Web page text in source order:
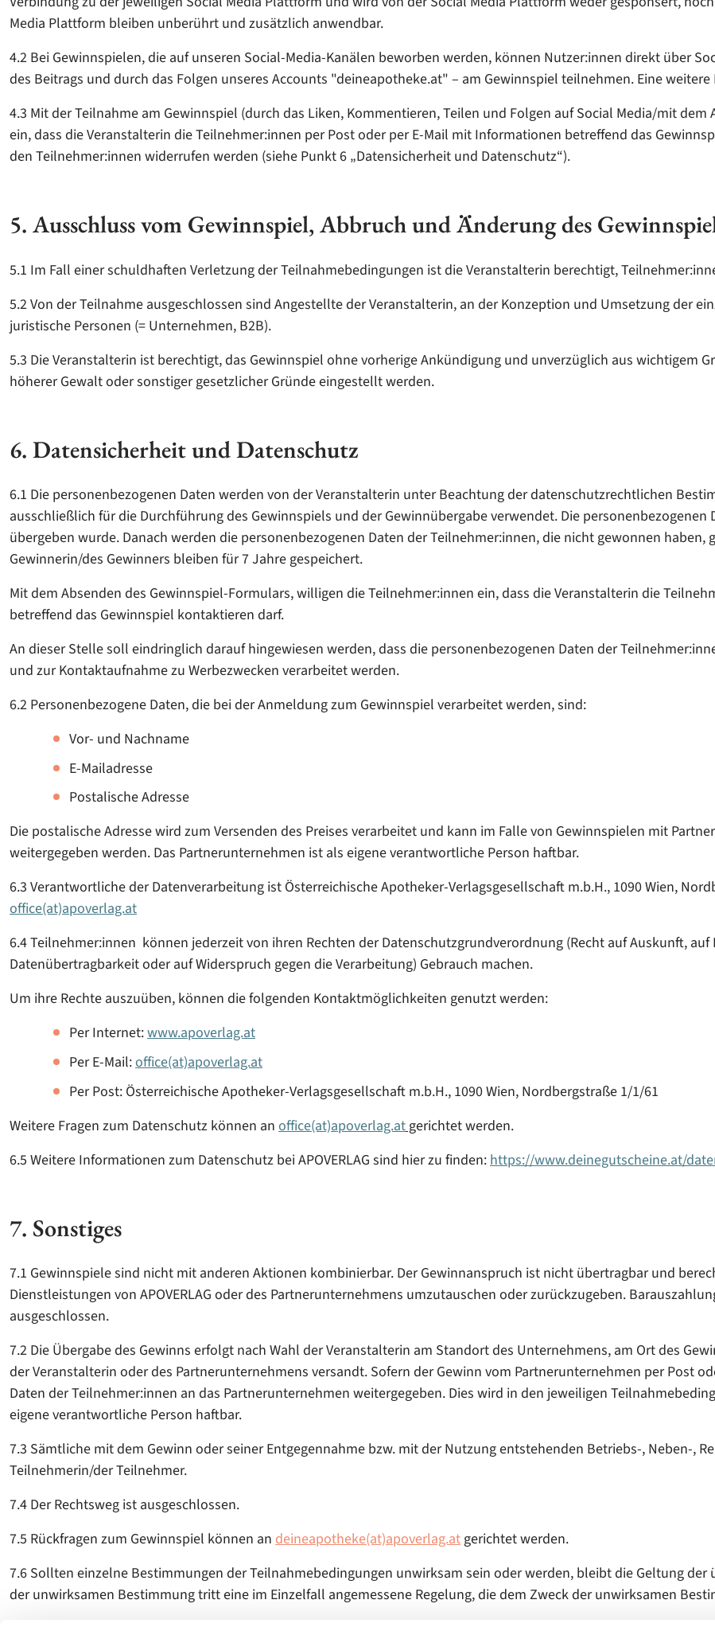
Media Plattform bleiben unberührt und zusätzlich anwendbar.
4.2 Bei Gewinnspielen, die auf unseren Social-Media-Kanälen beworben werden, können Nutzer:innen direkt über
des Beitrags und durch das Folgen unseres Accounts "deineapotheke.at" – am Gewinnspiel teilnehmen. Eine
4.3 Mit der Teilnahme am Gewinnspiel (durch das Liken, Kommentieren, Teilen und Folgen auf Social Media/mit
ein, dass die Veranstalterin die Teilnehmer:innen per Post oder per E-Mail mit Informationen betreffend das
den Teilnehmer:innen widerrufen werden (siehe Punkt 6 „Datensicherheit und Datenschutz“).
5. Ausschluss vom Gewinnspiel, Abbruch und Änderung des
5.1 Im Fall einer schuldhaften Verletzung der Teilnahmebedingungen ist die Veranstalterin berechtigt,
5.2 Von der Teilnahme ausgeschlossen sind Angestellte der Veranstalterin, an der Konzeption und Umsetzung der
juristische Personen (= Unternehmen, B2B).
5.3 Die Veranstalterin ist berechtigt, das Gewinnspiel ohne vorherige Ankündigung und unverzüglich aus wichtigem
höherer Gewalt oder sonstiger gesetzlicher Gründe eingestellt werden.
6. Datensicherheit und Datenschutz
6.1 Die personenbezogenen Daten werden von der Veranstalterin unter Beachtung der datenschutzrechtlichen
ausschließlich für die Durchführung des Gewinnspiels und der Gewinnübergabe verwendet. Die
übergeben wurde. Danach werden die personenbezogenen Daten der Teilnehmer:innen, die nicht gewonnen haben,
Gewinnerin/des Gewinners bleiben für 7 Jahre gespeichert.
Mit dem Absenden des Gewinnspiel-Formulars, willigen die Teilnehmer:innen ein, dass die Veranstalterin die
betreffend das Gewinnspiel kontaktieren darf.
An dieser Stelle soll eindringlich darauf hingewiesen werden, dass die personenbezogenen Daten der
und zur Kontaktaufnahme zu Werbezwecken verarbeitet werden.
6.2 Personenbezogene Daten, die bei der Anmeldung zum Gewinnspiel verarbeitet werden, sind:
Vor- und Nachname
E-Mailadresse
Postalische Adresse
Die postalische Adresse wird zum Versenden des Preises verarbeitet und kann im Falle von Gewinnspielen mit
weitergegeben werden. Das Partnerunternehmen ist als eigene verantwortliche Person haftbar.
6.3 Verantwortliche der Datenverarbeitung ist Österreichische Apotheker-Verlagsgesellschaft m.b.H., 1090 Wien,
office(at)apoverlag.at
6.4 Teilnehmer:innen können jederzeit von ihren Rechten der Datenschutzgrundverordnung (Recht auf Auskunft,
Datenübertragbarkeit oder auf Widerspruch gegen die Verarbeitung) Gebrauch machen.
Um ihre Rechte auszuüben, können die folgenden Kontaktmöglichkeiten genutzt werden:
Per Internet:www.apoverlag.at
Per E-Mail:office(at)apoverlag.at
Per Post: Österreichische Apotheker-Verlagsgesellschaft m.b.H., 1090 Wien, Nordbergstraße 1/1/61
Weitere Fragen zum Datenschutz können an office(at)apoverlag.at gerichtet werden.
6.5 Weitere Informationen zum Datenschutz bei APOVERLAG sind hier zu finden: https://www.deinegutscheine.at/
7. Sonstiges
7.1 Gewinnspiele sind nicht mit anderen Aktionen kombinierbar. Der Gewinnanspruch ist nicht übertragbar und
Dienstleistungen von APOVERLAG oder des Partnerunternehmens umzutauschen oder zurückzugeben.
ausgeschlossen.
7.2 Die Übergabe des Gewinns erfolgt nach Wahl der Veranstalterin am Standort des Unternehmens, am Ort des
der Veranstalterin oder des Partnerunternehmens versandt. Sofern der Gewinn vom Partnerunternehmen per Post
Daten der Teilnehmer:innen an das Partnerunternehmen weitergegeben. Dies wird in den jeweiligen
eigene verantwortliche Person haftbar.
7.3 Sämtliche mit dem Gewinn oder seiner Entgegennahme bzw. mit der Nutzung entstehenden Betriebs-, Neben-,
Teilnehmerin/der Teilnehmer.
7.4 Der Rechtsweg ist ausgeschlossen.
7.5 Rückfragen zum Gewinnspiel können an deineapotheke(at)apoverlag.atgerichtet werden.
7.6 Sollten einzelne Bestimmungen der Teilnahmebedingungen unwirksam sein oder werden, bleibt die Geltung
der unwirksamen Bestimmung tritt eine im Einzelfall angemessene Regelung, die dem Zweck der unwirksamen